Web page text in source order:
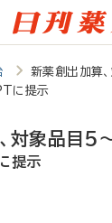
新薬創出加算
に提示
対象品目5
提示